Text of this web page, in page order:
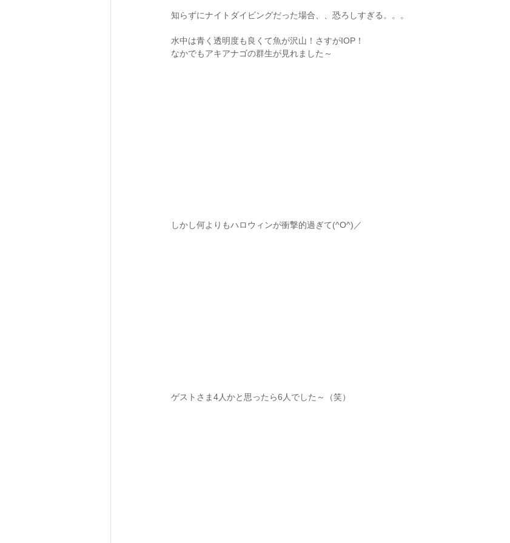
知らずにナイトダイビングだった場合、、恐ろしすぎる。。。
水中は青く透明度も良くて魚が沢山！さすがIOP！
なかでもアキアナゴの群生が見れました～
しかし何よりもハロウィンが衝撃的過ぎて(^O^)／
ゲストさま4人かと思ったら6人でした～（笑）